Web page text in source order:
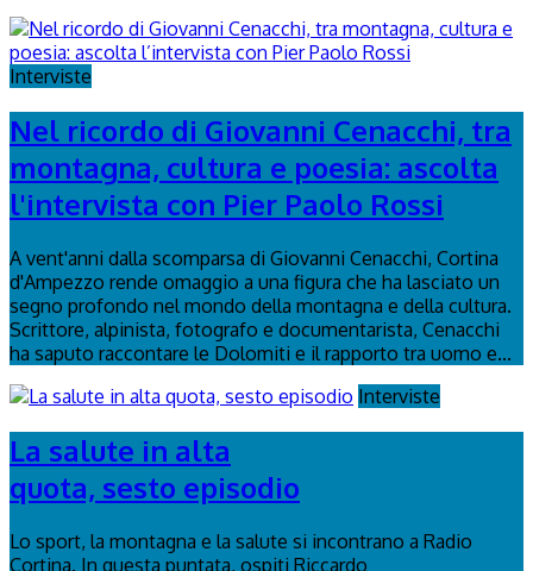
Interviste
Nel ricordo di Giovanni Cenacchi, tra
montagna, cultura e poesia: ascolta
l'intervista con Pier Paolo Rossi
A vent'anni dalla scomparsa di Giovanni Cenacchi, Cortina
d'Ampezzo rende omaggio a una figura che ha lasciato un
segno profondo nel mondo della montagna e della cultura.
Scrittore, alpinista, fotografo e documentarista, Cenacchi
ha saputo raccontare le Dolomiti e il rapporto tra uomo e...
Interviste
La salute in alta
quota, sesto episodio
Lo sport, la montagna e la salute si incontrano a Radio
Cortina. In questa puntata, ospiti Riccardo